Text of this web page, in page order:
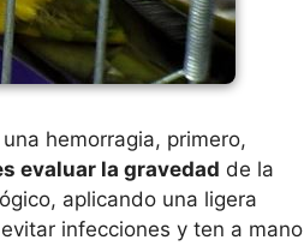
hemorragia, primero,
evaluar la gravedad de la
aplicando una ligera
infecciones y ten a mano